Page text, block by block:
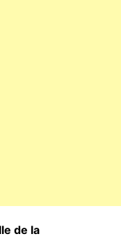
de la